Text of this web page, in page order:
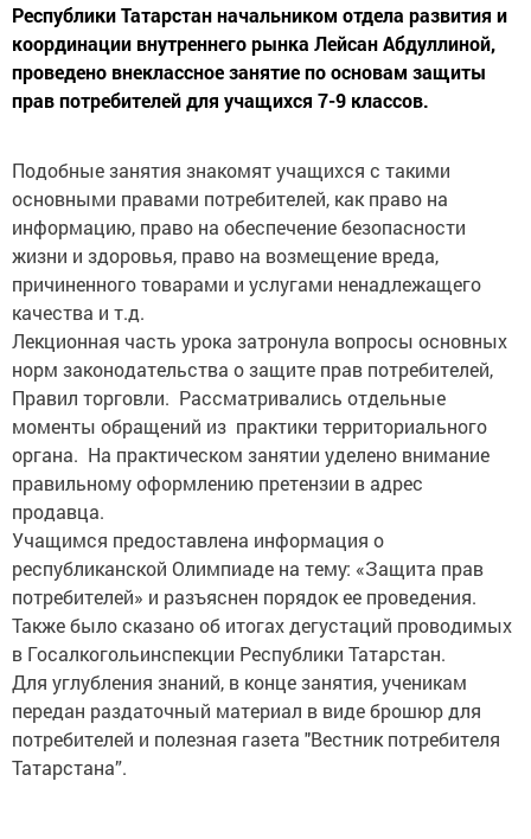
Республики Татарстан начальником отдела развития и
координации внутреннего рынка Лейсан Абдуллиной,
проведено внеклассное занятие по основам защиты
прав потребителей для учащихся 7-9 классов.
Подобные занятия знакомят учащихся с такими
основными правами потребителей, как право на
информацию, право на обеспечение безопасности
жизни и здоровья, право на возмещение вреда,
причиненного товарами и услугами ненадлежащего
качества и т.д.
Лекционная часть урока затронула вопросы основных
норм законодательства о защите прав потребителей,
Правил торговли. Рассматривались отдельные
моменты обращений из практики территориального
органа. На практическом занятии уделено внимание
правильному оформлению претензии в адрес
продавца.
Учащимся предоставлена информация о
республиканской Олимпиаде на тему: «Защита прав
потребителей» и разъяснен порядок ее проведения.
Также было сказано об итогах дегустаций проводимых
в Госалкогольинспекции Республики Татарстан.
Для углубления знаний, в конце занятия, ученикам
передан раздаточный материал в виде брошюр для
потребителей и полезная газета "Вестник потребителя
Татарстана”.